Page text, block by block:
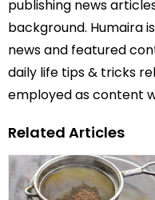
publishing news
background. Humaira
news and featured
daily life tips & tricks
employed as content
Related Articles